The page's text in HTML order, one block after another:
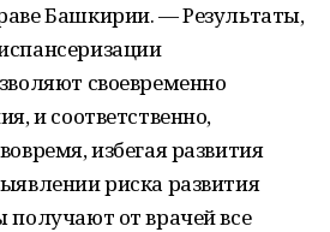
Башкирии. — Результаты,
своевременно
и соответственно,
избегая развития
риска развития
получают от врачей все